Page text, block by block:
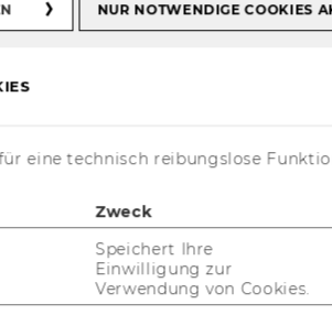
Ruby Doeleman, MSc
MSc
NUR NOTWENDIGE COOKIES
eine technisch reibungslose
Zweck
Speichert Ihre
Einwilligung zur
Verwendung von Cookies.